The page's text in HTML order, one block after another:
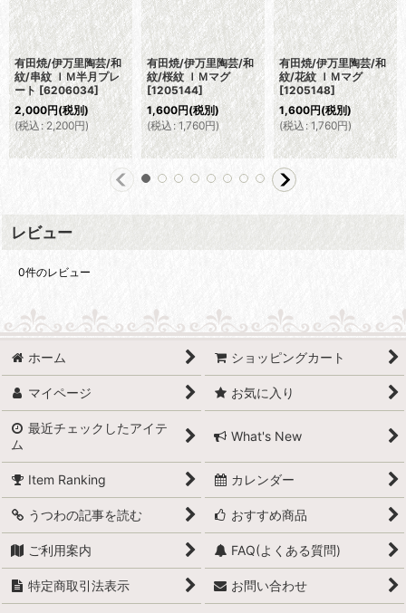
有田焼/伊万里陶芸/和
紋/串紋 ＩＭ半月プレ
ート [6206034]
2,000円(税別)
(税込 : 2,200円)
有田焼/伊万里陶芸/和
紋/桜紋 ＩＭマグ
[1205144]
1,600円(税別)
(税込 : 1,760円)
有田焼/伊万里陶芸/和
紋/花紋 ＩＭマグ
[1205148]
1,600円(税別)
(税込 : 1,760円)
レビュー
0件のレビュー
ホーム ショッピングカート
マイページ お気に入り
最近チェックしたアイテ
ム
What's New
Item Ranking カレンダー
うつわの記事を読む おすすめ商品
ご利用案内 FAQ(よくある質問)
特定商取引法表示 お問い合わせ